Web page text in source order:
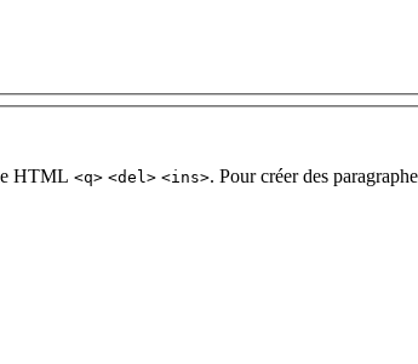
HTML <q> <del> <ins>. Pour créer des